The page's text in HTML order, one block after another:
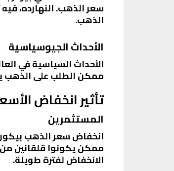
سعر الذهب. النهارده،
الذهب.
الأحداث الجيوسياسية
الأحداث السياسية في
ممكن الطلب على الذهب
تأثير انخفاض
المستثمرين
انخفاض سعر الذهب
ممكن يكونوا قلقانين
الانخفاض لفترة طويلة.